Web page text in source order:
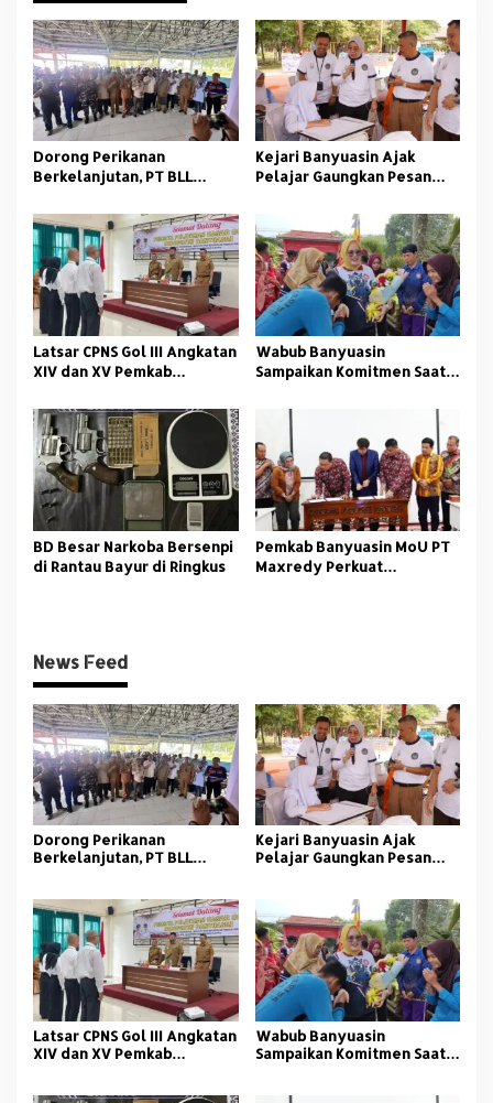
s
i
p
o
s
Dorong Perikanan
Berkelanjutan, PT BLL
dengan Pelatihan Alat
Tangkap
Kejari Banyuasin Ajak
Pelajar Gaungkan Pesan
Latsar CPNS Gol III Angkatan
XIV dan XV Pemkab
Wabub Banyuasin
Sampaikan Komitmen Saat
Nasional
BD Besar Narkoba Bersenpi
di Rantau Bayur di Ringkus
Pemkab Banyuasin MoU PT
Maxredy Perkuat
News Feed
Dorong Perikanan
Berkelanjutan, PT BLL
Tangkap
Kejari Banyuasin Ajak
Pelajar Gaungkan Pesan
Latsar CPNS Gol III Angkatan
XIV dan XV Pemkab
Wabub Banyuasin
Sampaikan Komitmen Saat